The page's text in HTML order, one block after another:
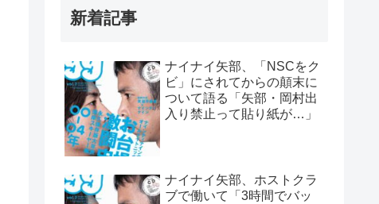
新着記事
ナイナイ矢部、「NSCをク
ビ」にされてからの顛末に
ついて語る「矢部・岡村出
入り禁止って貼り紙が…」
ナイナイ矢部、ホストクラ
ブで働いて「3時間でバッ